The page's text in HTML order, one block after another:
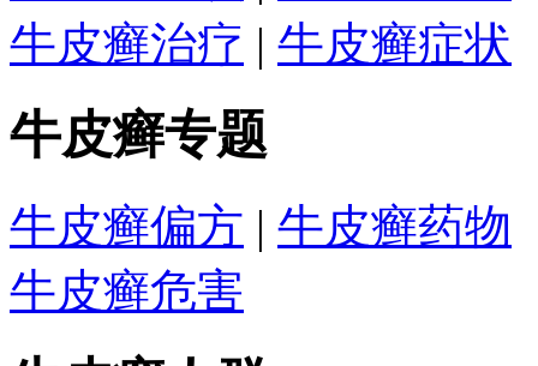
牛皮癣治疗 | 牛皮癣症状
牛皮癣专题
牛皮癣偏方 | 牛皮癣药物
牛皮癣危害